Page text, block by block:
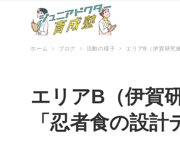
ホーム ブログ 活動の様子 エリアB（伊賀研究
エリアB（伊賀
「忍者食の設